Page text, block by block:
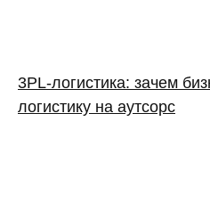
3PL‑логистика: зачем
логистику на аутсорс